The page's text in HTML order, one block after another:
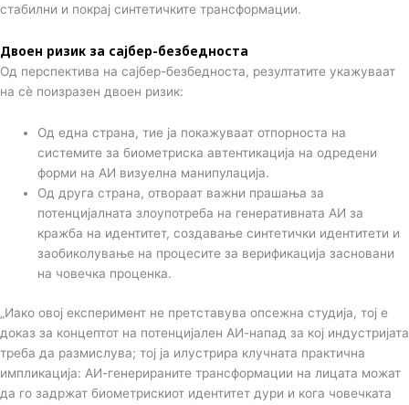
стабилни и покрај синтетичките трансформации.
Двоен ризик за сајбер-безбедноста
Од перспектива на сајбер-безбедноста, резултатите укажуваат
на сè поизразен двоен ризик:
Од една страна, тие ја покажуваат отпорноста на
системите за биометриска автентикација на одредени
форми на АИ визуелна манипулација.
Од друга страна, отвораат важни прашања за
потенцијалната злоупотреба на генеративната АИ за
кражба на идентитет, создавање синтетички идентитети и
заобиколување на процесите за верификација засновани
на човечка проценка.
„Иако овој експеримент не претставува опсежна студија, тој е
доказ за концептот на потенцијален АИ-напад за кој индустријата
треба да размислува; тој ја илустрира клучната практична
импликација: АИ-генерираните трансформации на лицата можат
да го задржат биометрискиот идентитет дури и кога човечката